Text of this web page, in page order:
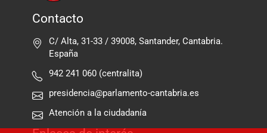
Contacto
C/ Alta, 31-33 / 39008, Santander, Cantabria.
España
942 241 060 (centralita)
presidencia@parlamento-cantabria.es
Atención a la ciudadanía